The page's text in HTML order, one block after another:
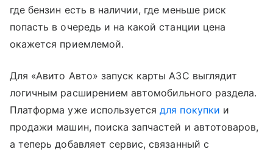
где бензин есть в наличии, где меньше риск
попасть в очередь и на какой станции цена
окажется приемлемой.
Для «Авито Авто» запуск карты АЗС выглядит
логичным расширением автомобильного раздела.
Платформа уже используетсядля покупки и
продажи машин, поиска запчастей и автотоваров,
а теперь добавляет сервис, связанный с